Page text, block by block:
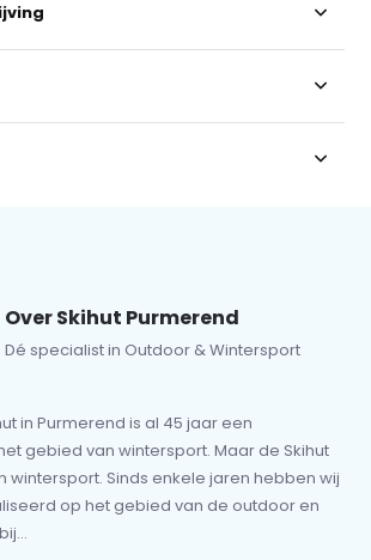
Over Skihut Purmerend
Dé specialist in Outdoor & Wintersport
in Purmerend is al 45 jaar een
gebied van wintersport. Maar de Skihut
wintersport. Sinds enkele jaren hebben wij
op het gebied van de outdoor en